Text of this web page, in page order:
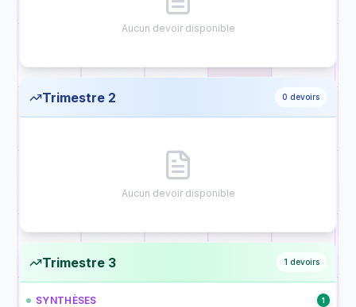
Aucun devoir disponible
Trimestre 2 0 devoirs
Aucun devoir disponible
Trimestre 3 1 devoirs
SYNTHÈSES 1